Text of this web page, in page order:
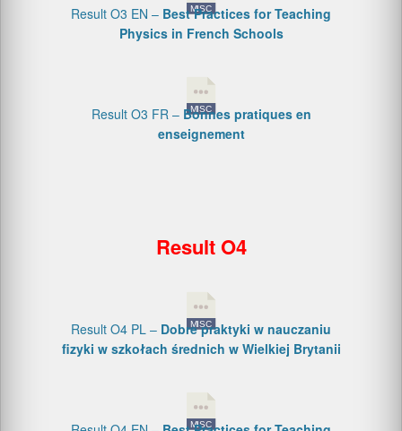
Result O3 EN – Best Practices for Teaching
Physics in French Schools
Result O3 FR – Bonnes pratiques en
enseignement
Result O4
Result O4 PL – Dobre praktyki w nauczaniu
fizyki w szkołach średnich w Wielkiej Brytanii